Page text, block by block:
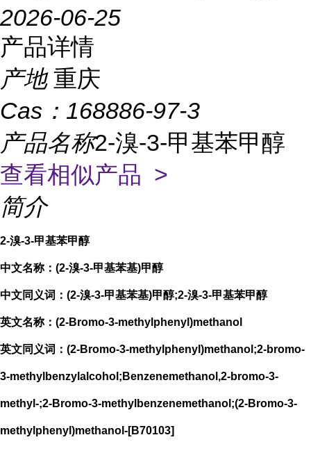
2026-06-25
产品详情
产地 重庆
Cas： 168886-97-3
产品名称2-溴-3-甲基苯甲醇
查看相似产品 >
简介
2-溴-3-甲基苯甲醇
中文名称：(2-溴-3-甲基苯基)甲醇
中文同义词：(2-溴-3-甲基苯基)甲醇;2-溴-3-甲基苯甲醇
英文名称：(2-Bromo-3-methylphenyl)methanol
英文同义词：(2-Bromo-3-methylphenyl)methanol;2-bromo-
3-methylbenzylalcohol;Benzenemethanol,2-bromo-3-
methyl-;2-Bromo-3-methylbenzenemethanol;(2-Bromo-3-
methylphenyl)methanol-[B70103]